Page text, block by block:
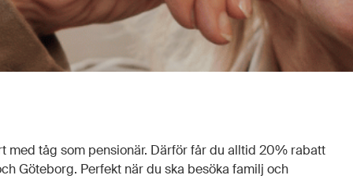
med tåg som pensionär. Därför får du alltid 20% rabatt
Göteborg. Perfekt när du ska besöka familj och